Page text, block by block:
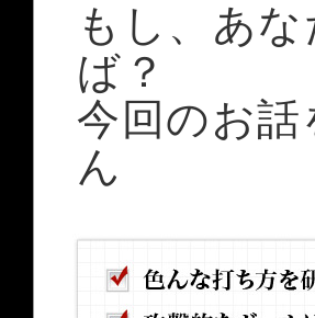
もし、あ
ば？
今回のお
ん